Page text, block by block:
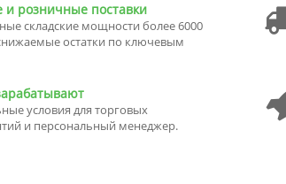
и розничные поставки
складские мощности более 6000
остатки по ключевым
условия для торговых
и персональный менеджер.